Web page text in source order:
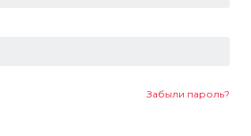
Забыли пароль?